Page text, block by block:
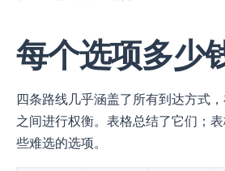
每个选项多少
四条路线几乎涵盖了所有到达方式
之间进行权衡。表格总结了它们；
些难选的选项。